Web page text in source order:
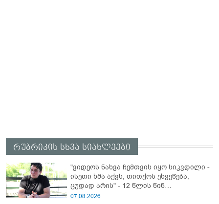
რუბრიკის სხვა სიახლეები
"ვიდეოს ნახვა ჩემთვის იყო სიკვდილი -
ისეთი ხმა აქვს, თითქოს ეხვეწება,
ცუდად არის" - 12 წლის წინ
გაუჩინარებული ბიჭის დედა
07.08.2026